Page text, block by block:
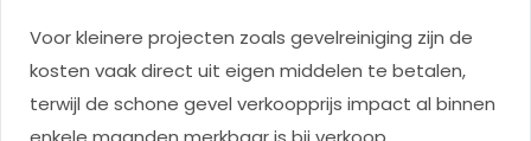
Voor kleinere projecten zoals gevelreiniging zijn de
kosten vaak direct uit eigen middelen te betalen,
terwijl de schone gevel verkoopprijs impact al binnen